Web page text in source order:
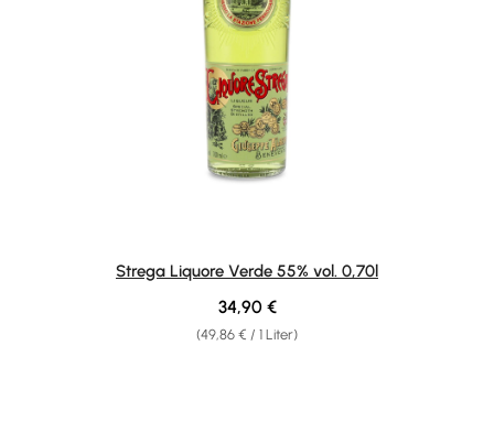
Strega Liquore Verde 55% vol. 0,70l
(49,86 € / 1 Liter)
Regulärer Preis:
34,90 €